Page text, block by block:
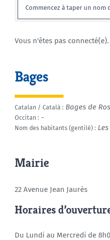
Rechercher:
Vous n'êtes pas connecté(e).
Bages
Catalan / Català : Bages de
Occitan : -
Nom des habitants (gentilé) :
Mairie
22 Avenue Jean Jaurès
Horaires
Du Lundi au Mercredi de